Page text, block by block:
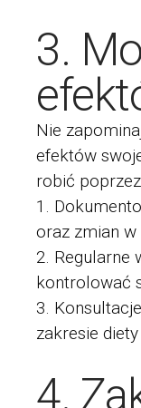
3.
Nie
efektów
robić
oraz zmian w
Regularne
kontrolować
zakresie
4.